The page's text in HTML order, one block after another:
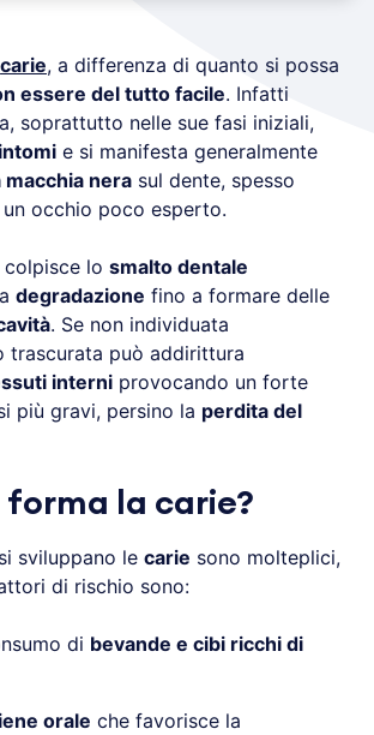
carie, a differenza di quanto si possa
essere del tutto facile. Infatti
soprattutto nelle sue fasi iniziali,
e si manifesta generalmente
macchia nera sul dente, spesso
occhio poco esperto.
colpisce lo smalto dentale
degradazione fino a formare delle
. Se non individuata
trascurata può addirittura
interni provocando un forte
più gravi, persino la perdita del
forma la carie?
sviluppano le carie sono molteplici,
di rischio sono:
di bevande e cibi ricchi di
orale che favorisce la